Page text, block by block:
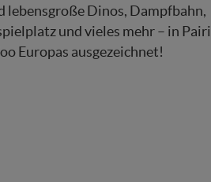
lebensgroße Dinos, Dampfbahn,
und vieles mehr – in Pairi
Europas ausgezeichnet!